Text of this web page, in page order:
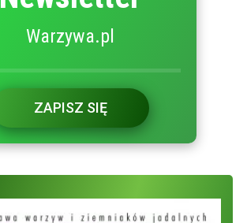
Warzywa.pl
ZAPISZ SIĘ